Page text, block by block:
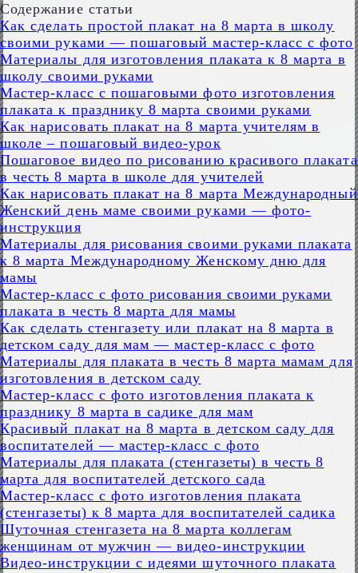
Содержание статьи
Как сделать простой плакат на 8 марта в школу
своими руками — пошаговый мастер-класс с фото
Материалы для изготовления плаката к 8 марта в
школу своими руками
Мастер-класс с пошаговыми фото изготовления
плаката к празднику 8 марта своими руками
Как нарисовать плакат на 8 марта учителям в
школе – пошаговый видео-урок
Пошаговое видео по рисованию красивого плаката
в честь 8 марта в школе для учителей
Как нарисовать плакат на 8 марта Международный
Женский день маме своими руками — фото-
инструкция
Материалы для рисования своими руками плаката
к 8 марта Международному Женскому дню для
мамы
Мастер-класс с фото рисования своими руками
плаката в честь 8 марта для мамы
Как сделать стенгазету или плакат на 8 марта в
детском саду для мам — мастер-класс с фото
Материалы для плаката в честь 8 марта мамам для
изготовления в детском саду
Мастер-класс с фото изготовления плаката к
празднику 8 марта в садике для мам
Красивый плакат на 8 марта в детском саду для
воспитателей — мастер-класс с фото
Материалы для плаката (стенгазеты) в честь 8
марта для воспитателей детского сада
Мастер-класс с фото изготовления плаката
(стенгазеты) к 8 марта для воспитателей садика
Шуточная стенгазета на 8 марта коллегам
женщинам от мужчин — видео-инструкции
Видео-инструкции с идеями шуточного плаката